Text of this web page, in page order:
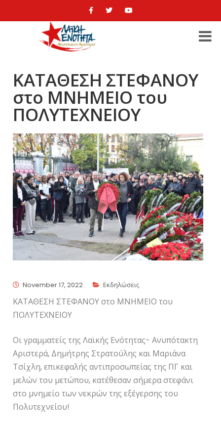
ΚΑΤΑΘΕΣΗ ΣΤΕΦΑΝΟΥ
στο ΜΝΗΜΕΙΟ του
ΠΟΛΥΤΕΧΝΕΙΟΥ
November 17, 2022 Εκδηλώσεις
ΚΑΤΑΘΕΣΗ ΣΤΕΦΑΝΟΥ στο ΜΝΗΜΕΙΟ του
ΠΟΛΥΤΕΧΝΕΙΟΥ
Οι γραμματείς της Λαϊκής Ενότητας- Ανυπότακτη
Αριστερά, Δημήτρης Στρατούλης και Μαριάνα
Τσίχλη, επικεφαλής αντιπροσωπείας της ΠΓ και
μελών του μετώπου, κατέθεσαν σήμερα στεφάνι
στο μνημείο των νεκρών της εξέγερσης του
Πολυτεχνείου!